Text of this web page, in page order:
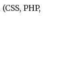
PHP,